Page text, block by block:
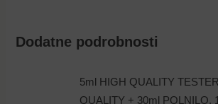
Dodatne podrobnosti
5ml HIGH QUALITY
QUALITY + 30ml POLNILO,